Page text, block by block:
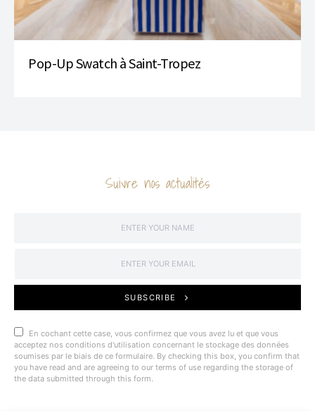
Pop-Up Swatch à Saint-Tropez
Suivre nos actualités
SUBSCRIBE
En cochant cette case, vous confirmez que vous avez lu et que vous
acceptez nos conditions d'utilisation concernant le stockage des données
soumises par le biais de ce formulaire. By checking this box, you confirm that
you have read and are agreeing to our terms of use regarding the storage of
the data submitted through this form.